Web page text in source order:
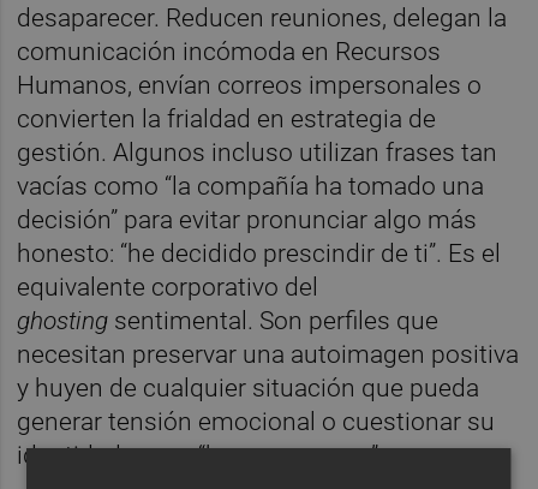
desaparecer. Reducen reuniones, delegan la
comunicación incómoda en Recursos
Humanos, envían correos impersonales o
convierten la frialdad en estrategia de
gestión. Algunos incluso utilizan frases tan
vacías como “la compañía ha tomado una
decisión” para evitar pronunciar algo más
honesto: “he decidido prescindir de ti”. Es el
equivalente corporativo del
ghosting sentimental. Son perfiles que
necesitan preservar una autoimagen positiva
y huyen de cualquier situación que pueda
generar tensión emocional o cuestionar su
identidad como “buena persona”.